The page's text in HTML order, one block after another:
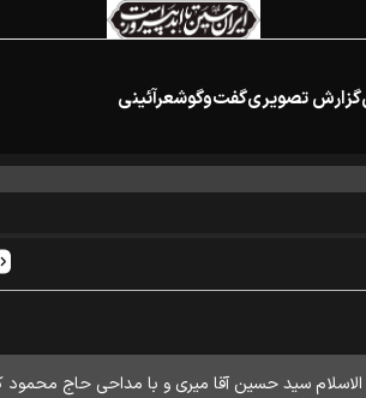
گزارش تصویریگفت‌وگوشعرآئینی
سید حسین آقا میری و با مداحی حاج محمود